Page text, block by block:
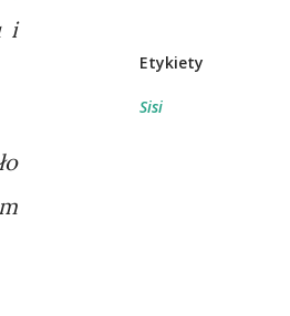
i
Etykiety
Sisi